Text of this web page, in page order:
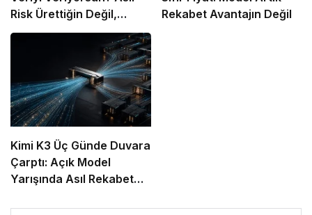
Risk Ürettiğin Değil,
Verdiğin Veride
Rekabet Avantajın Değil
Kimi K3 Üç Günde Duvara
Çarptı: Açık Model
Yarışında Asıl Rekabet